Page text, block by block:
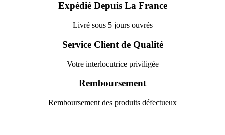
Expédié Depuis La France
Livré sous 5 jours ouvrés
Service Client de Qualité
Votre interlocutrice priviligée
Remboursement
Remboursement des produits défectueux